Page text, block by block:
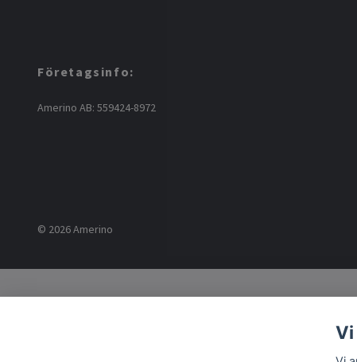
Företagsinfo:
Amerino AB: 559424-8972
© 2026 Amerino
Vi